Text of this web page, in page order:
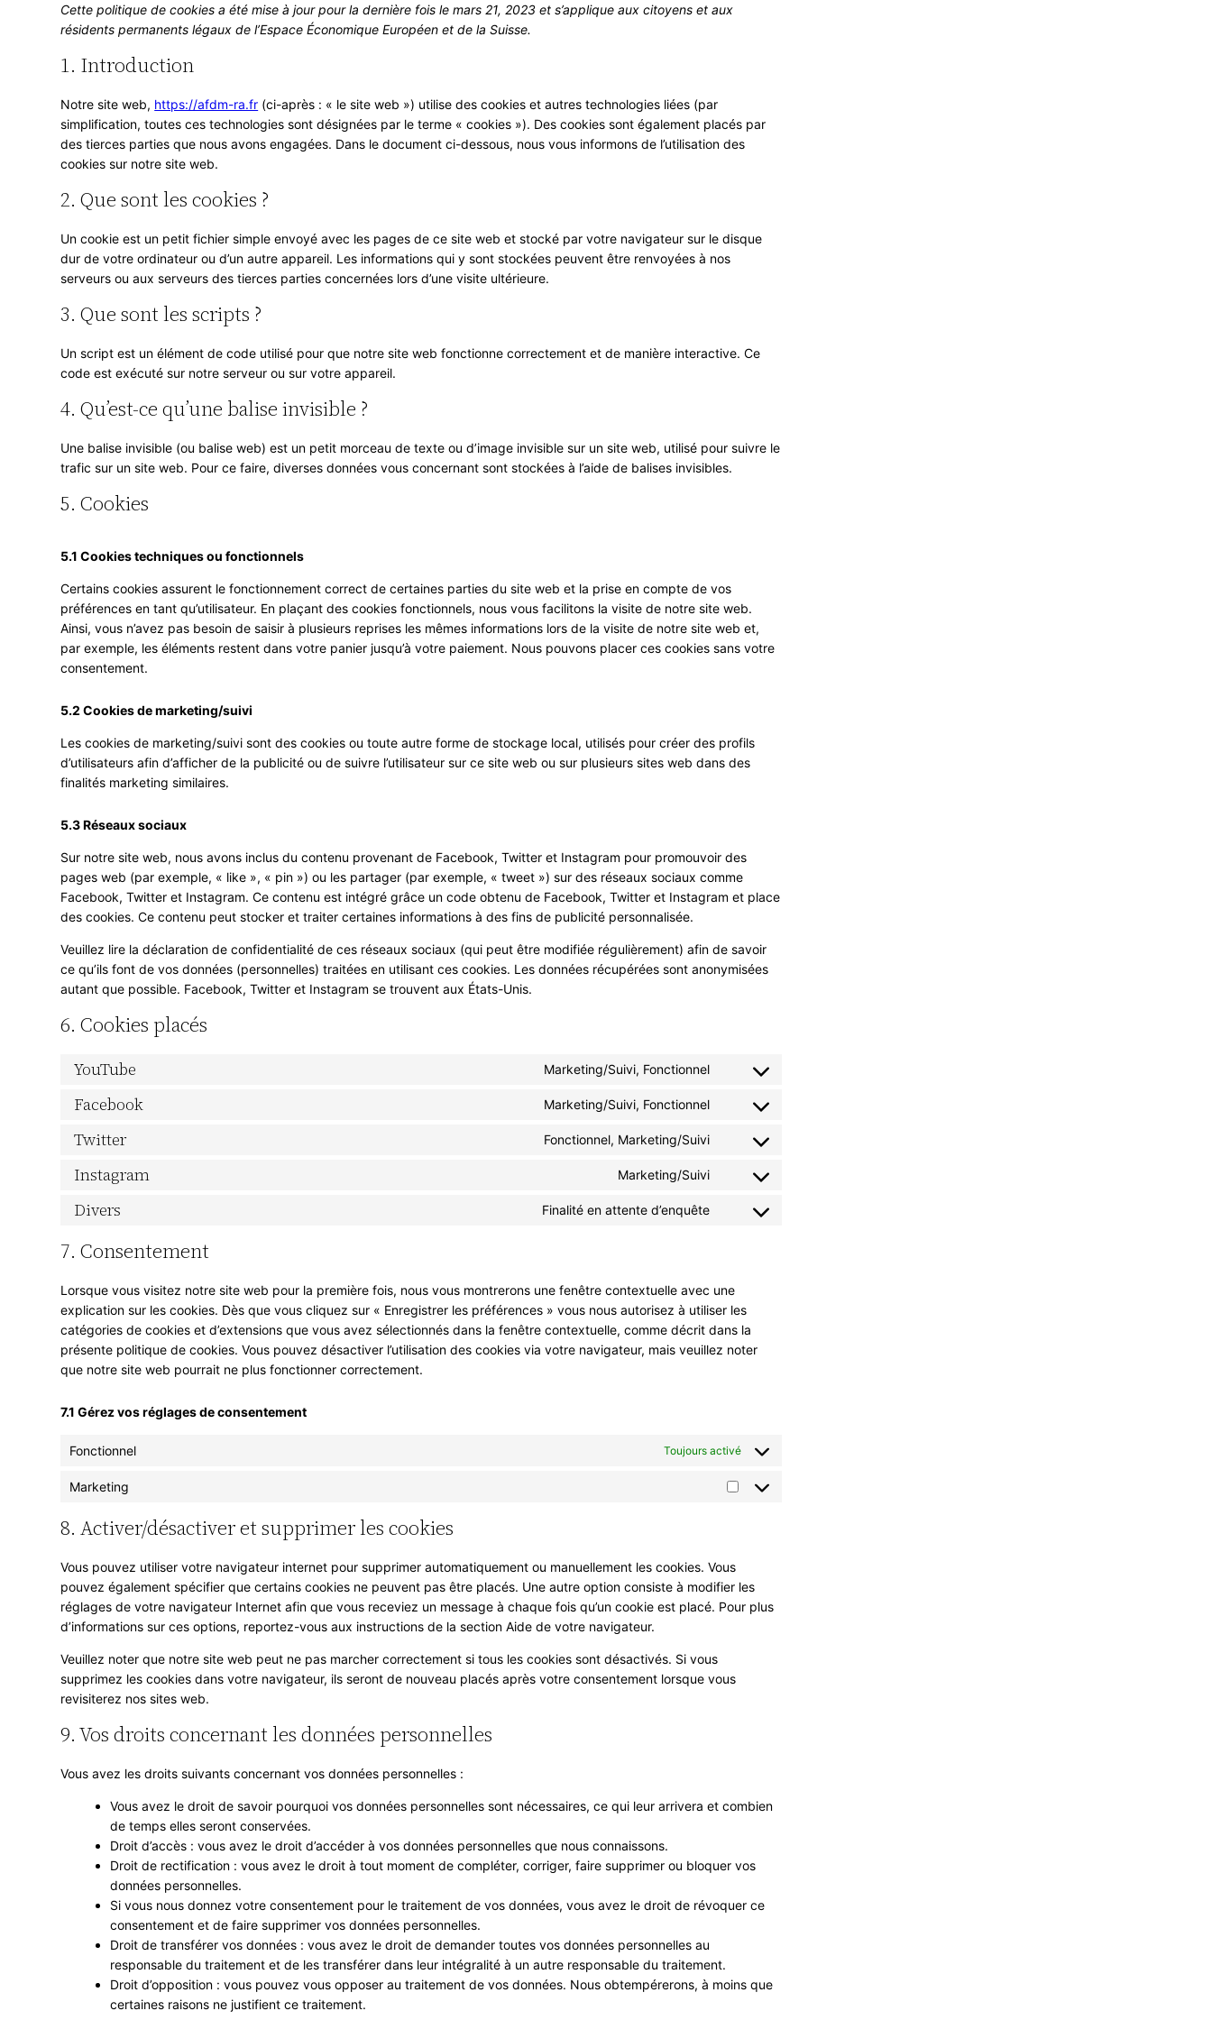
contenu
Cette politique de cookies a été mise à jour pour la dernière fois le mars 21, 2023 et s’applique aux citoyens et aux
résidents permanents légaux de l’Espace Économique Européen et de la Suisse.
1. Introduction
Notre site web, https://afdm-ra.fr (ci-après : « le site web ») utilise des cookies et autres technologies liées (par
simplification, toutes ces technologies sont désignées par le terme « cookies »). Des cookies sont également placés par
des tierces parties que nous avons engagées. Dans le document ci-dessous, nous vous informons de l’utilisation des
cookies sur notre site web.
2. Que sont les cookies ?
Un cookie est un petit fichier simple envoyé avec les pages de ce site web et stocké par votre navigateur sur le disque
dur de votre ordinateur ou d’un autre appareil. Les informations qui y sont stockées peuvent être renvoyées à nos
serveurs ou aux serveurs des tierces parties concernées lors d’une visite ultérieure.
3. Que sont les scripts ?
Un script est un élément de code utilisé pour que notre site web fonctionne correctement et de manière interactive. Ce
code est exécuté sur notre serveur ou sur votre appareil.
4. Qu’est-ce qu’une balise invisible ?
Une balise invisible (ou balise web) est un petit morceau de texte ou d’image invisible sur un site web, utilisé pour suivre le
trafic sur un site web. Pour ce faire, diverses données vous concernant sont stockées à l’aide de balises invisibles.
5. Cookies
5.1 Cookies techniques ou fonctionnels
Certains cookies assurent le fonctionnement correct de certaines parties du site web et la prise en compte de vos
préférences en tant qu’utilisateur. En plaçant des cookies fonctionnels, nous vous facilitons la visite de notre site web.
Ainsi, vous n’avez pas besoin de saisir à plusieurs reprises les mêmes informations lors de la visite de notre site web et,
par exemple, les éléments restent dans votre panier jusqu’à votre paiement. Nous pouvons placer ces cookies sans votre
consentement.
5.2 Cookies de marketing/suivi
Les cookies de marketing/suivi sont des cookies ou toute autre forme de stockage local, utilisés pour créer des profils
d’utilisateurs afin d’afficher de la publicité ou de suivre l’utilisateur sur ce site web ou sur plusieurs sites web dans des
finalités marketing similaires.
5.3 Réseaux sociaux
Sur notre site web, nous avons inclus du contenu provenant de Facebook, Twitter et Instagram pour promouvoir des
pages web (par exemple, « like », « pin ») ou les partager (par exemple, « tweet ») sur des réseaux sociaux comme
Facebook, Twitter et Instagram. Ce contenu est intégré grâce un code obtenu de Facebook, Twitter et Instagram et place
des cookies. Ce contenu peut stocker et traiter certaines informations à des fins de publicité personnalisée.
Veuillez lire la déclaration de confidentialité de ces réseaux sociaux (qui peut être modifiée régulièrement) afin de savoir
ce qu’ils font de vos données (personnelles) traitées en utilisant ces cookies. Les données récupérées sont anonymisées
autant que possible. Facebook, Twitter et Instagram se trouvent aux États-Unis.
6. Cookies placés
YouTube Marketing/Suivi, Fonctionnel
Consent
youtube
Facebook Marketing/Suivi, Fonctionnel
Consent
facebook
Twitter Fonctionnel, Marketing/Suivi
Consent
twitter
Instagram Marketing/Suivi
Consent
Divers Finalité en attente d’enquête
Consent
7. Consentement
Lorsque vous visitez notre site web pour la première fois, nous vous montrerons une fenêtre contextuelle avec une
explication sur les cookies. Dès que vous cliquez sur « Enregistrer les préférences » vous nous autorisez à utiliser les
catégories de cookies et d’extensions que vous avez sélectionnés dans la fenêtre contextuelle, comme décrit dans la
présente politique de cookies. Vous pouvez désactiver l’utilisation des cookies via votre navigateur, mais veuillez noter
que notre site web pourrait ne plus fonctionner correctement.
7.1 Gérez vos réglages de consentement
Fonctionnel Toujours activé
Marketing
Marketing
8. Activer/désactiver et supprimer les cookies
Vous pouvez utiliser votre navigateur internet pour supprimer automatiquement ou manuellement les cookies. Vous
pouvez également spécifier que certains cookies ne peuvent pas être placés. Une autre option consiste à modifier les
réglages de votre navigateur Internet afin que vous receviez un message à chaque fois qu’un cookie est placé. Pour plus
d’informations sur ces options, reportez-vous aux instructions de la section Aide de votre navigateur.
Veuillez noter que notre site web peut ne pas marcher correctement si tous les cookies sont désactivés. Si vous
supprimez les cookies dans votre navigateur, ils seront de nouveau placés après votre consentement lorsque vous
revisiterez nos sites web.
9. Vos droits concernant les données personnelles
Vous avez les droits suivants concernant vos données personnelles :
Vous avez le droit de savoir pourquoi vos données personnelles sont nécessaires, ce qui leur arrivera et combien
de temps elles seront conservées.
Droit d’accès : vous avez le droit d’accéder à vos données personnelles que nous connaissons.
Droit de rectification : vous avez le droit à tout moment de compléter, corriger, faire supprimer ou bloquer vos
données personnelles.
Si vous nous donnez votre consentement pour le traitement de vos données, vous avez le droit de révoquer ce
consentement et de faire supprimer vos données personnelles.
Droit de transférer vos données : vous avez le droit de demander toutes vos données personnelles au
responsable du traitement et de les transférer dans leur intégralité à un autre responsable du traitement.
Droit d’opposition : vous pouvez vous opposer au traitement de vos données. Nous obtempérerons, à moins que
certaines raisons ne justifient ce traitement.